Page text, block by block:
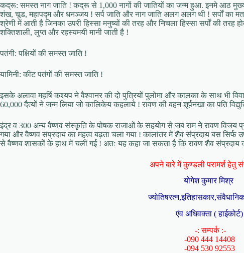
कद्रू: समस्त नाग जाति ! कद्रू से 1,000 नागों की जातियों का जन्म हुआ. इनमे आठ
शंख, चूड, महापद्म और धनञ्जय ! सर्प जाति और नाग जाति अलग अलग थी ! सर्पों का
श्रेणी में आती है जिनका उपरी हिस्सा मनुष्यों की तरह और निचला हिस्सा सर्पों की तरह
शक्तिशाली, लुप्त और रहस्यमयी मानी जाती है !
पतंगी: पक्षियों की समस्त जाति !
यामिनी: कीट पतंगों की समस्त जाति !
इसके अलावा महर्षि कश्यप ने वैश्वानर की दो पुत्रियों पुलोमा और कालका के साथ भी
60,000 दैत्यों ने जन्म लिया जो कालिकेय कहलाये ! रावण की बहन शूर्पनखा का पति
इंद्र व 300 अन्य वैष्णव संस्कृति के पोषक राजाओं के सहयोग से जब राम ने रावण विजय
गया और वैष्णव संप्रदाय का महत्व बढ़ता चला गया ! कालांतर में शैव संप्रदाय बस सिर्फ
से वैष्णव शासकों के हाथ में चली गई ! अतः यह कहा जा सकता है कि रावण शैव संप्रदाय
अपने बारे में कुण्डली परामर्श हेतु
योगेश कुमार मिश्र
एंव अधिवक्ता ( हाईकोर्ट)
-: सम्पर्क :-
-090 444 14408
-094 530 92553